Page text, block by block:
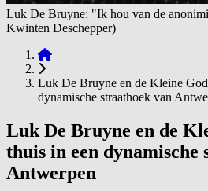
Luk De Bruyne: "Ik hou van de
Kwinten Deschepper)
Luk De Bruyne en de Kleine
dynamische straathoek van
Luk De Bruyne en de
thuis in een dynamische
Antwerpen